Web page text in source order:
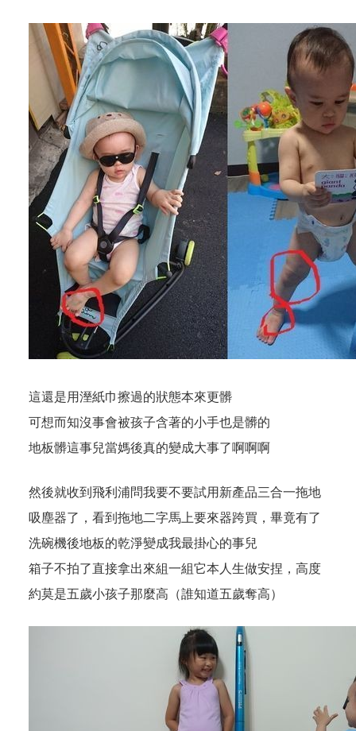
這還是用溼紙巾擦過的狀態本來更髒
可想而知沒事會被孩子含著的小手也是髒的
地板髒這事兒當媽後真的變成大事了啊啊啊
然後就收到飛利浦問我要不要試用新產品三合一拖地
吸塵器了，看到拖地二字馬上要來器跨買，畢竟有了
洗碗機後地板的乾淨變成我最掛心的事兒
箱子不拍了直接拿出來組一組它本人生做安捏，高度
約莫是五歲小孩子那麼高（誰知道五歲奪高）